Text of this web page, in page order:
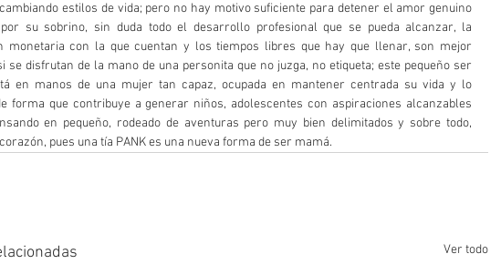
estilos de vida; pero no hay motivo suficiente para detener el amor genuino
su sobrino, sin duda todo el desarrollo profesional que se pueda alcanzar, la
monetaria con la que cuentan y los tiempos libres que hay que llenar, son mejor
se disfrutan de la mano de una personita que no juzga, no etiqueta; este pequeño ser
en manos de una mujer tan capaz, ocupada en mantener centrada su vida y lo
forma que contribuye a generar niños, adolescentes con aspiraciones alcanzables
en pequeño, rodeado de aventuras pero muy bien delimitados y sobre todo,
pues una tía PANK es una nueva forma de ser mamá.
Ver todo